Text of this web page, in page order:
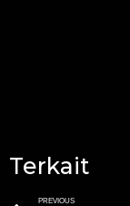
Terkait
PREVIOUS